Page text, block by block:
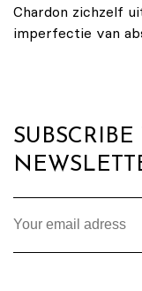
Chardon zichzelf
imperfectie van